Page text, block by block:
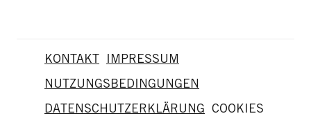
KONTAKT IMPRESSUM
NUTZUNGSBEDINGUNGEN
DATENSCHUTZERKLÄRUNG COOKIES